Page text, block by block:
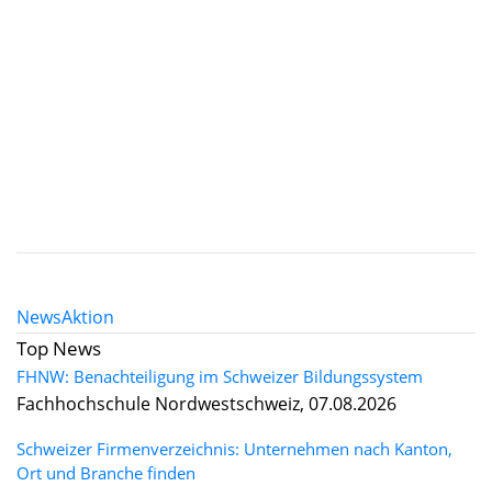
NewsAktion
Top News
FHNW: Benachteiligung im Schweizer Bildungssystem
Fachhochschule Nordwestschweiz, 07.08.2026
Schweizer Firmenverzeichnis: Unternehmen nach Kanton,
Ort und Branche finden